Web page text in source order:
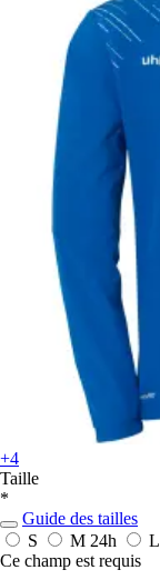
+4
Taille
*
Guide des tailles
S
M 24h L
Ce champ est requis